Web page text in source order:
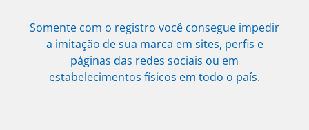
Somente com o registro você consegue impedir
a imitação de sua marca em sites, perfis e
páginas das redes sociais ou em
estabelecimentos físicos em todo o país.